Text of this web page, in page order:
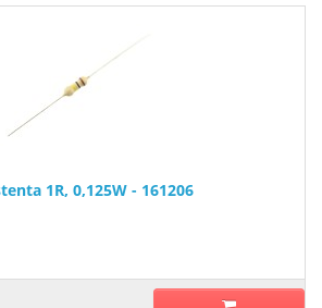
1R, 0,125W - 161206